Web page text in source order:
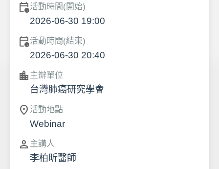
calendar_clock活動時間(開始)
2026-06-30 19:00
calendar_clock活動時間(結束)
2026-06-30 20:40
location_city 主辦單位
台灣肺癌研究學會
location_on 活動地點
Webinar
person 主講人
李柏昕醫師